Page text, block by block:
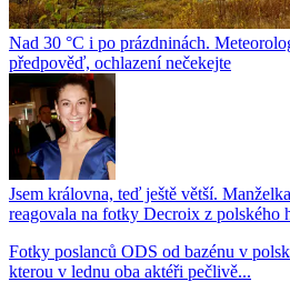
Nad 30 °C i po prázdninách.
předpověď, ochlazení nečekejte
Jsem královna, teď ještě větší.
reagovala na fotky Decroix z polského
Fotky poslanců ODS od bazénu v
kterou v lednu oba aktéři pečlivě...